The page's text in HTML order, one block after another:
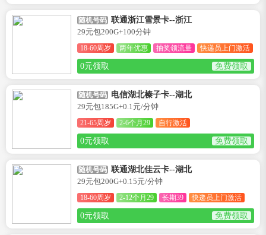
随机号码 联通浙江雪景卡--浙江
29元包200G+100分钟
18-60周岁 两年优惠 抽奖领流量 快递员上门激活
0元领取 免费领取
随机号码 电信湖北榛子卡--湖北
29元包185G+0.1元/分钟
21-65周岁 2-6个月29 自行激活
0元领取 免费领取
随机号码 联通湖北佳云卡--湖北
29元包200G+0.15元/分钟
18-60周岁 2-12个月29 长期39 快递员上门激活
0元领取 免费领取